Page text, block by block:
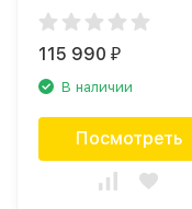
IRBe 5121
115 990₽
В наличии
Посмотреть